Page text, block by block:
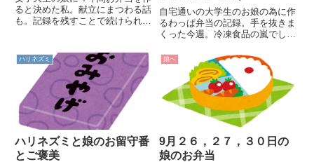
ると決めた私。献立にまつわる話
も。記録を残すことで続けられる
自宅通いの大学生のお娘の為に作
るわっぱ弁当の記録。手を抜きま
くった今週。冷凍食品の嵐でし
ハリネズミ
ハリネズミと娘のお留守番
とご褒美
娘へ
9月２６，２７，３０日の
娘のお弁当